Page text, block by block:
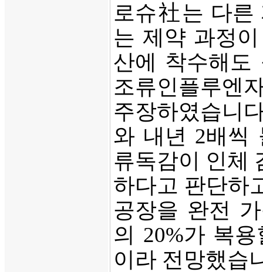
로슈社는 다른
는 제약 과정
산에 착수해도
조류인플루엔
주장하였습니
와 내년 2배씩
류독감이 인체
하다고 판단하
공장을 완전
의 20%가 복
이라 전망했습